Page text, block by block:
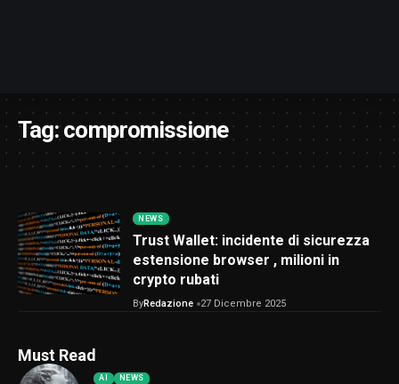
Tag:compromissione
NEWS
Trust Wallet: incidente di sicurezza
estensione browser , milioni in
crypto rubati
ByRedazione 27 Dicembre 2025
Must Read
AI NEWS